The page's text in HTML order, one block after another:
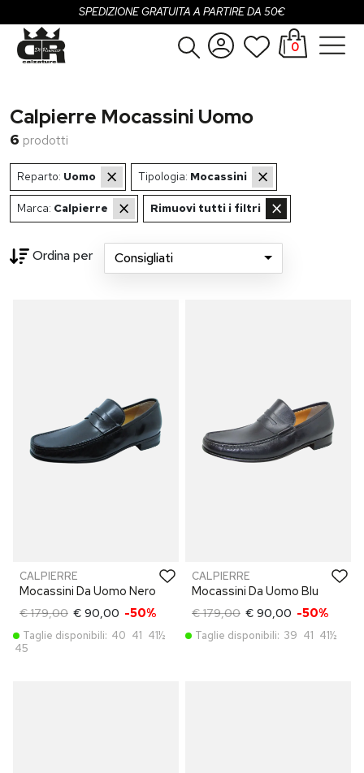
SPEDIZIONE GRATUITA A PARTIRE DA 50€
Uomo
Bambina
Bambino
Registrati
0
Calpierre Mocassini Uomo
6 prodotti
Reparto: Uomo × Tipologia: Mocassini ×
Marca: Calpierre × Rimuovi tutti i filtri ×
Ordina per Consigliati
CALPIERRE
Mocassini Da Uomo Nero
€ 179,00 € 90,00 -50%
Taglie disponibili: 40 41 41½
45
CALPIERRE
Mocassini Da Uomo Blu
€ 179,00 € 90,00 -50%
Taglie disponibili: 39 41 41½